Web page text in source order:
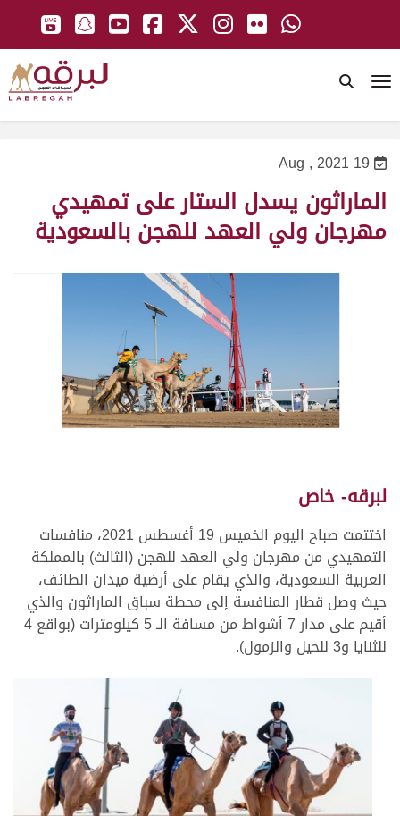
19 Aug , 2021
الماراثون يسدل الستار على تمهيدي
مهرجان ولي العهد للهجن بالسعودية
لبرقه- خاص
اختتمت صباح اليوم الخميس 19 أغسطس 2021، منافسات
التمهيدي من مهرجان ولي العهد للهجن (الثالث) بالمملكة
العربية السعودية، والذي يقام على أرضية ميدان الطائف،
حيث وصل قطار المنافسة إلى محطة سباق الماراثون والذي
أقيم على مدار 7 أشواط من مسافة الـ 5 كيلومترات (بواقع 4
للثنايا و3 للحيل والزمول).